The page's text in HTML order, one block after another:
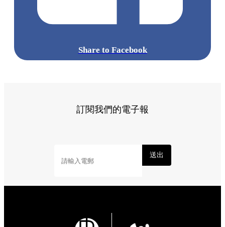
Share to Facebook
訂閱我們的電子報
送出